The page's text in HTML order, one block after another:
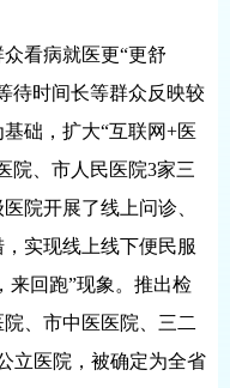
看病就医更“更舒
待时间长等群众反映较
础，扩大“互联网+医
院、市人民医院3家三
院开展了线上问诊、
实现线上线下便民服
来回跑”现象。推出检
、市中医医院、三二
立医院，被确定为全省